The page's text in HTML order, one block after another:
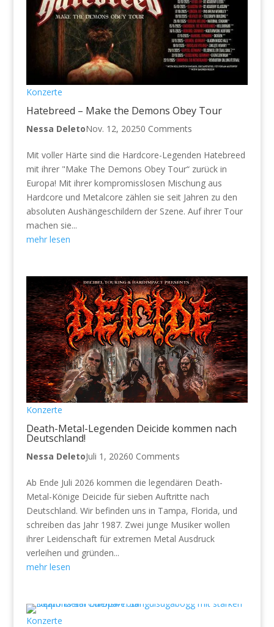
Konzerte
Hatebreed – Make the Demons Obey Tour
Nessa DeletoNov. 12, 20250 Comments
Mit voller Härte sind die Hardcore-Legenden Hatebreed
mit ihrer "Make The Demons Obey Tour“ zurück in
Europa! Mit ihrer kompromisslosen Mischung aus
Hardcore und Metalcore zählen sie seit Jahren zu den
absoluten Aushängeschildern der Szene. Auf ihrer Tour
machen sie...
mehr lesen
Konzerte
Death-Metal-Legenden Deicide kommen nach
Deutschland!
Nessa DeletoJuli 1, 20260 Comments
Ab Ende Juli 2026 kommen die legendären Death-
Metal-Könige Deicide für sieben Auftritte nach
Deutschland. Wir befinden uns in Tampa, Florida, und
schreiben das Jahr 1987. Zwei junge Musiker wollen
ihrer Leidenschaft für extremen Metal Ausdruck
verleihen und gründen...
mehr lesen
Konzerte